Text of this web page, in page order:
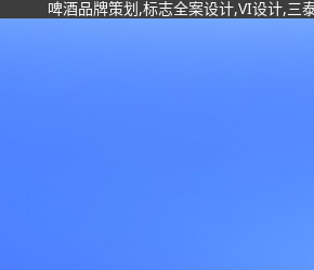
啤酒品牌策划,标志全案设计,VI设计,三